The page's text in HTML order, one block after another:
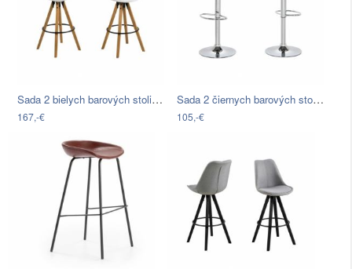
Sada 2 bielych barových stoličiek…
167,-€
Sada 2 čiernych barových stoličiek…
105,-€